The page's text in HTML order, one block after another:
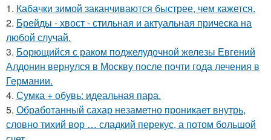
1. Кабачки зимой заканчиваются быстрее, чем кажется.
2. Брейды - хвост - стильная и актуальная прическа на
любой случай.
3. Борющийся с раком поджелудочной железы Евгений
Алдонин вернулся в Москву после почти года лечения в
Германии.
4. Сумка + обувь: идеальная пара.
5. Обработанный сахар незаметно проникает внутрь,
словно тихий вор … сладкий перекус, а потом большой